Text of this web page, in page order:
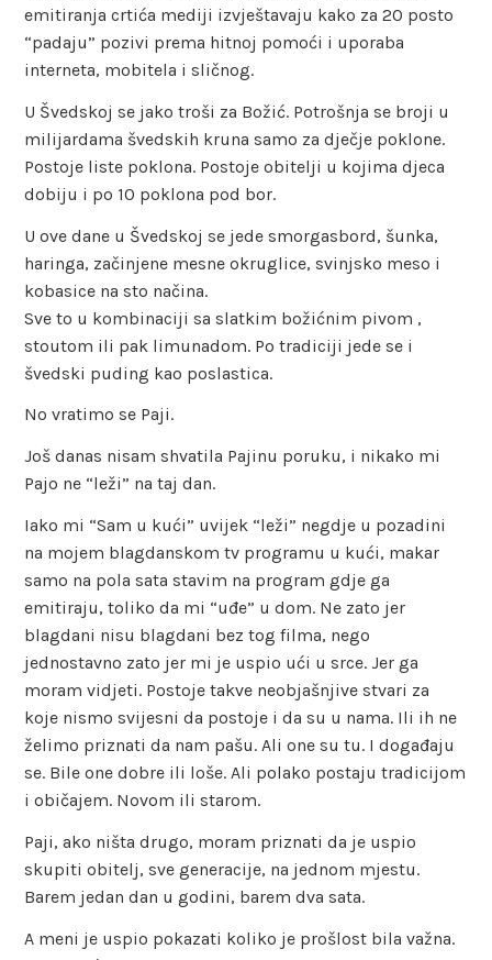
emitiranja crtića mediji izvještavaju kako za 20 posto
“padaju” pozivi prema hitnoj pomoći i uporaba
interneta, mobitela i sličnog.
U Švedskoj se jako troši za Božić. Potrošnja se broji u
milijardama švedskih kruna samo za dječje poklone.
Postoje liste poklona. Postoje obitelji u kojima djeca
dobiju i po 10 poklona pod bor.
U ove dane u Švedskoj se jede smorgasbord, šunka,
haringa, začinjene mesne okruglice, svinjsko meso i
kobasice na sto načina.
Sve to u kombinaciji sa slatkim božićnim pivom ,
stoutom ili pak limunadom. Po tradiciji jede se i
švedski puding kao poslastica.
No vratimo se Paji.
Još danas nisam shvatila Pajinu poruku, i nikako mi
Pajo ne “leži” na taj dan.
Iako mi “Sam u kući” uvijek “leži” negdje u pozadini
na mojem blagdanskom tv programu u kući, makar
samo na pola sata stavim na program gdje ga
emitiraju, toliko da mi “uđe” u dom. Ne zato jer
blagdani nisu blagdani bez tog filma, nego
jednostavno zato jer mi je uspio ući u srce. Jer ga
moram vidjeti. Postoje takve neobjašnjive stvari za
koje nismo svijesni da postoje i da su u nama. Ili ih ne
želimo priznati da nam pašu. Ali one su tu. I događaju
se. Bile one dobre ili loše. Ali polako postaju tradicijom
i običajem. Novom ili starom.
Paji, ako ništa drugo, moram priznati da je uspio
skupiti obitelj, sve generacije, na jednom mjestu.
Barem jedan dan u godini, barem dva sata.
A meni je uspio pokazati koliko je prošlost bila važna.